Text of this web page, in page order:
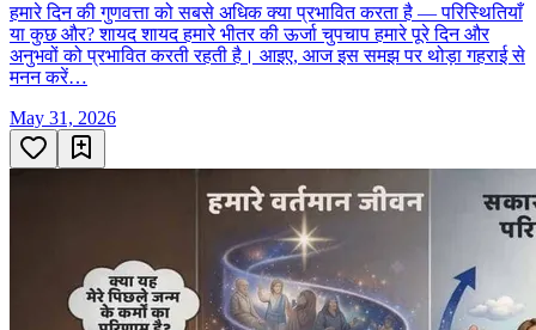
हमारे दिन की गुणवत्ता को सबसे अधिक क्या प्रभावित करता है — परिस्थितियाँ
या कुछ और? शायद शायद हमारे भीतर की ऊर्जा चुपचाप हमारे पूरे दिन और
अनुभवों को प्रभावित करती रहती है। आइए, आज इस समझ पर थोड़ा गहराई से
मनन करें…
May 31, 2026